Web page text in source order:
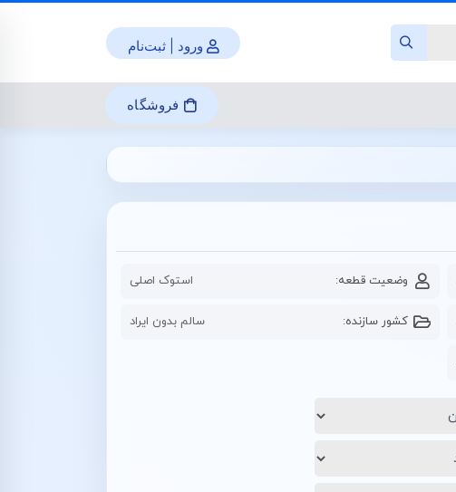
ورود | ثبت‌نام
فروشگاه
وضعیت قطعه: استوک اصلی
کشور سازنده: سالم بدون ایراد